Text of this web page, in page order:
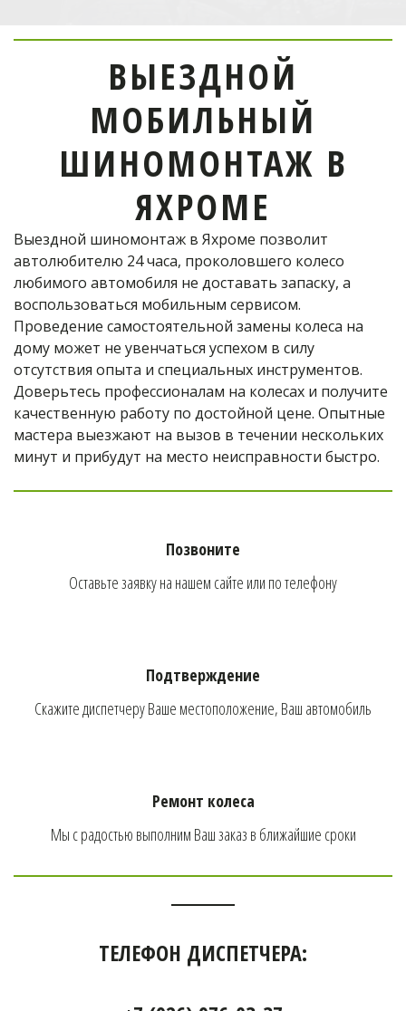
в Одинцово
отремонтирует шину!
Телефон оператора:
+7 (926) 976-03-37
ОФОРМИТЬ ЗАКАЗ
ВЫЕЗДНОЙ
МОБИЛЬНЫЙ
ШИНОМОНТАЖ В
ЯХРОМЕ
Выездной шиномонтаж в Яхроме позволит
автолюбителю 24 часа, проколовшего колесо
любимого автомобиля не доставать запаску, а
воспользоваться мобильным сервисом.
Проведение самостоятельной замены колеса на
дому может не увенчаться успехом в силу
отсутствия опыта и специальных инструментов.
Доверьтесь профессионалам на колесах и получите
качественную работу по достойной цене. Опытные
мастера выезжают на вызов в течении нескольких
минут и прибудут на место неисправности быстро.
Позвоните
Оставьте заявку на нашем сайте или по телефону
Подтверждение
Скажите диспетчеру Ваше местоположение, Ваш автомобиль
Ремонт колеса
Мы с радостью выполним Ваш заказ в ближайшие сроки
ТЕЛЕФОН ДИСПЕТЧЕРА: